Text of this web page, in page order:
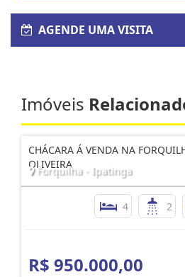
AGENDE UMA VISITA
Imóveis
CHÁCARA Á VENDA NA
OLIVEIRA
Forquilha - Ipatinga
4 2
R$ 950.000,00